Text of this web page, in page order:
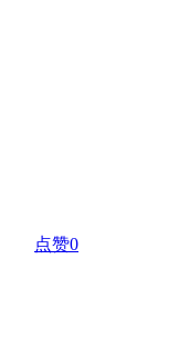
点赞0